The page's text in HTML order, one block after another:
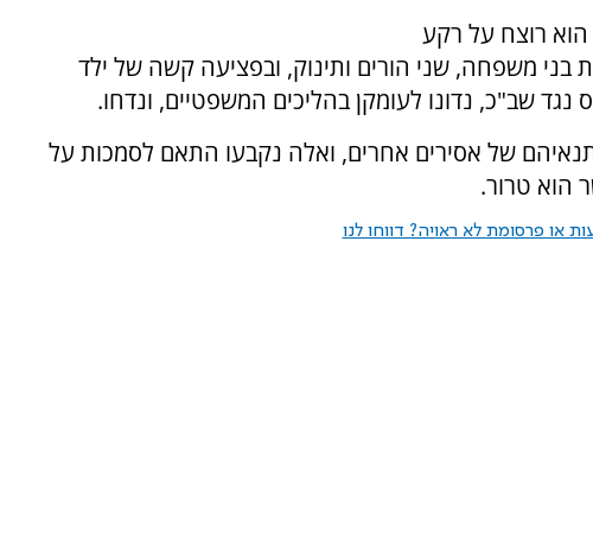
רוצח על רקע
בני משפחה, שני הורים ותינוק, ובפציעה קשה של ילד
שב"כ, נדונו לעומקן בהליכים המשפטיים, ונדחו.
של אסירים אחרים, ואלה נקבעו התאם לסמכות על
הוא טרור.
או פרסומת לא ראויה? דווחו לנו